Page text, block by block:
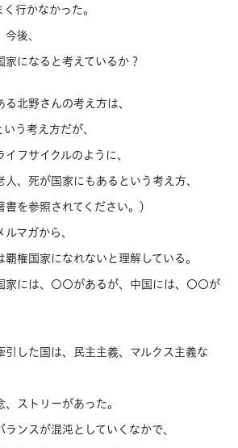
行かなかった。
後、
家になると考えているか？
北野さんの考え方は、
う考え方だが、
イフサイクルのように、
、死が国家にもあるという考え方、
を参照されてください。）
マガから、
権国家になれないと理解している。
家には、〇〇があるが、中国には、〇〇が
した国は、民主主義、マルクス主義な
ストリーがあった。
ンスが混沌としていくなかで、